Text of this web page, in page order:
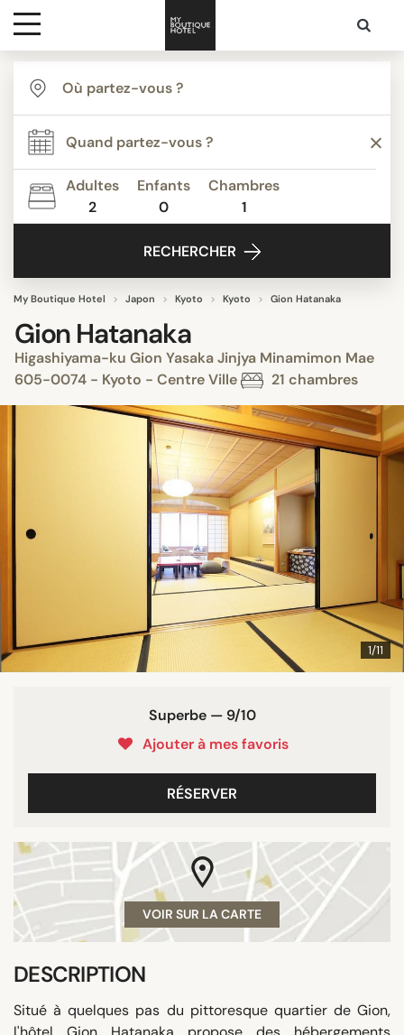
Destinations
Inspiration
Media
Adultes
2
Enfants
0
Chambres
1
RECHERCHER
My Boutique Hotel Japon Kyoto Kyoto Gion Hatanaka
Gion Hatanaka
Higashiyama-ku Gion Yasaka Jinjya Minamimon Mae
605-0074 - Kyoto - Centre Ville
21 chambres
1/11
Superbe — 9/10
Ajouter à mes favoris
RÉSERVER
VOIR SUR LA CARTE
DESCRIPTION
Situé à quelques pas du pittoresque quartier de Gion,